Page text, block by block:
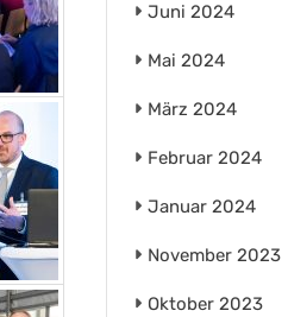
Juni 2024
Mai 2024
März 2024
Februar 2024
Januar 2024
November 2023
Oktober 2023